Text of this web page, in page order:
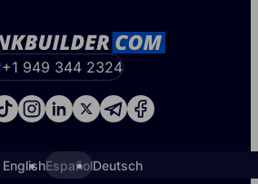
+1 949 344 2324
EnglishEspañolDeutsch